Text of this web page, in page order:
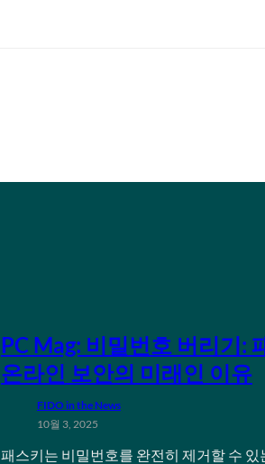
PC Mag: 비밀번호 버리기:
온라인 보안의 미래인 이유
FIDO in the News
10월 3, 2025
패스키는 비밀번호를 완전히 제거할 수 있